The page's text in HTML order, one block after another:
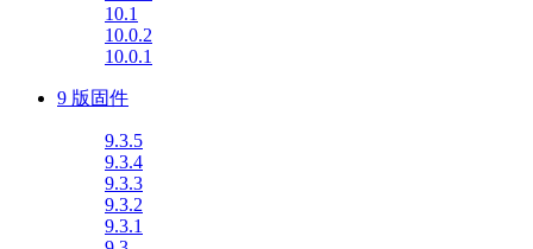
10.1
10.0.2
10.0.1
9 版固件
9.3.5
9.3.4
9.3.3
9.3.2
9.3.1